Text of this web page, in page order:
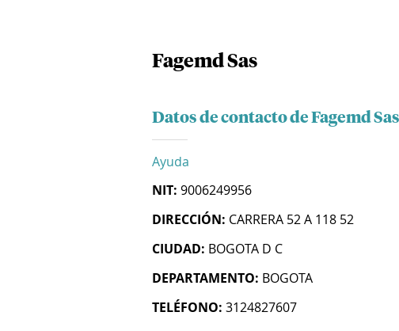
Fagemd Sas
Datos de contacto de Fagemd Sas
Ayuda
NIT: 9006249956
DIRECCIÓN: CARRERA 52 A 118 52
CIUDAD: BOGOTA D C
DEPARTAMENTO: BOGOTA
TELÉFONO: 3124827607